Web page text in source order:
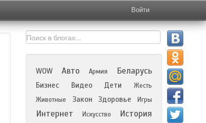
Войти
WOW Авто Армия Беларусь
Бизнес Видео Дети
Жесть
Животные
Закон Здоровье Игры
Интернет Искусство История